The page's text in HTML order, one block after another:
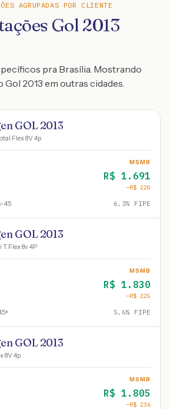
AGRUPADAS POR CLIENTE
Gol 2013
pra Brasília. Mostrando
2013 em outras cidades.
GOL 2013
Flex 8V 4p
MSMB
R$ 1.691
−R$ 220
45 6.3% FIPE
GOL 2013
T.Flex 8v 4P
MSMB
R$ 1.830
−R$ 225
5.6% FIPE
GOL 2013
8V 4p
MSMB
R$ 1.805
−R$ 236